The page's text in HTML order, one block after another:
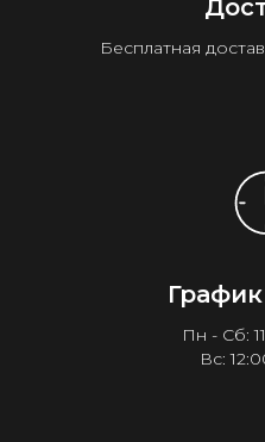
Бесплатная
Пн - Сб:
Вс: